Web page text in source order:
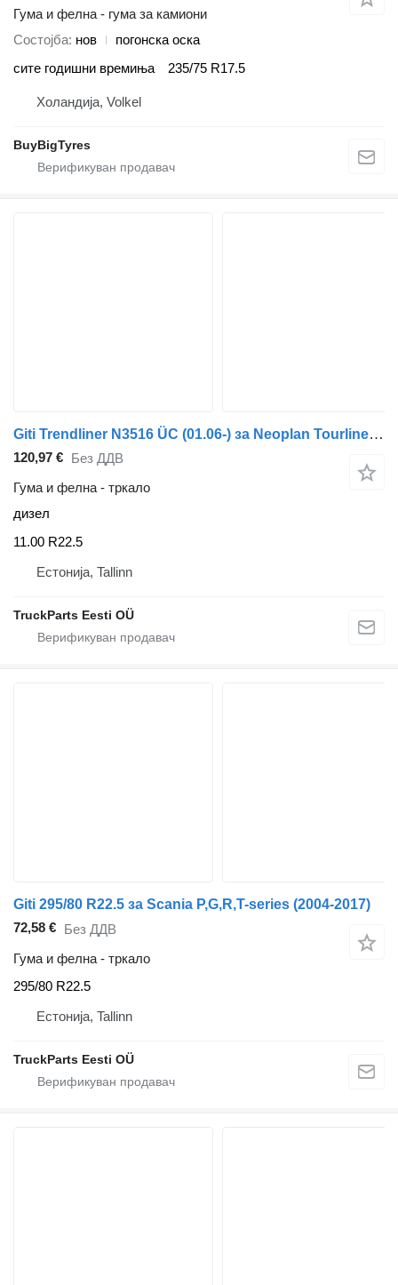
Гума и фелна - гума за камиони
Состојба нов
погонска оска
сите годишни времиња
235/75 R17.5
Холандија, Volkel
BuyBigTyres
Giti Trendliner N3516 ÜC (01.06-) за Neoplan Tourliner, Trendliner (2002-)
120,97 €
Без ДДВ
Гума и фелна - тркало
дизел
11.00 R22.5
Естонија, Tallinn
TruckParts Eesti OÜ
Giti 295/80 R22.5 за Scania P,G,R,T-series (2004-2017)
72,58 € Без ДДВ
Гума и фелна - тркало
295/80 R22.5
Естонија, Tallinn
TruckParts Eesti OÜ